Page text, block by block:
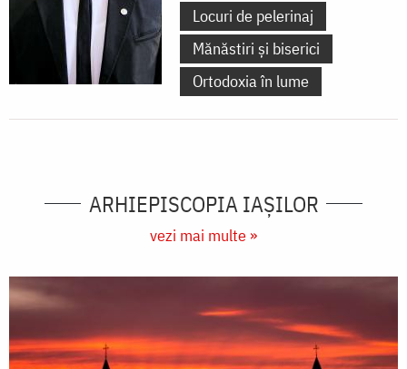
Locuri de pelerinaj
Mănăstiri și biserici
Ortodoxia în lume
ARHIEPISCOPIA IAŞILOR
vezi mai multe »